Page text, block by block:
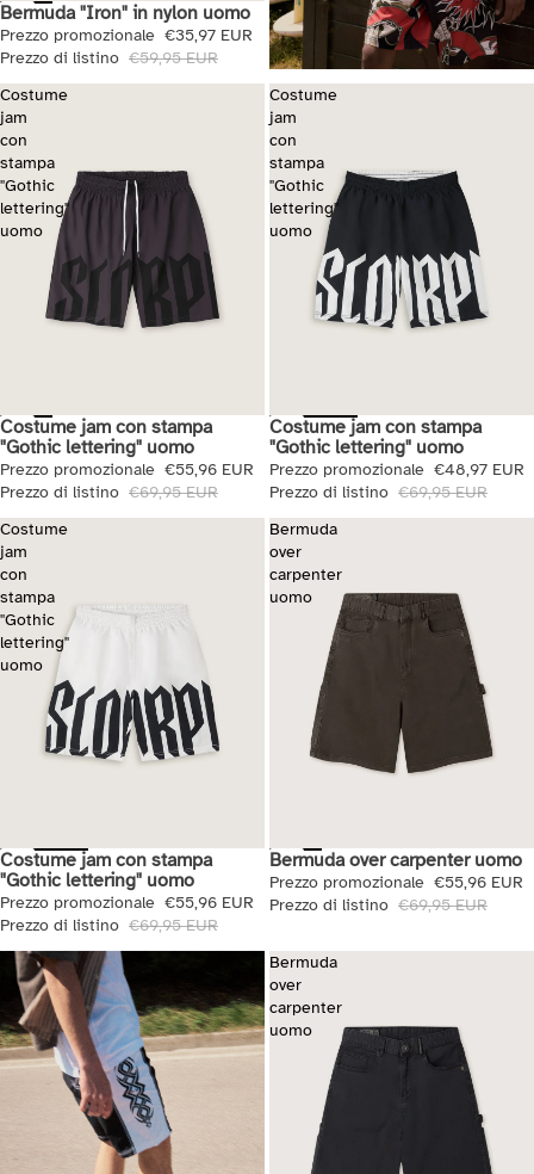
Saldi
Bermuda "Iron" in nylon uomo
Prezzo promozionale €35,97 EUR
Prezzo di listino €59,95 EUR
Costume
jam
con
stampa
"Gothic
lettering"
uomo
Saldi
Costume jam con stampa
"Gothic lettering" uomo
Prezzo promozionale €55,96 EUR
Prezzo di listino €69,95 EUR
Costume
jam
con
stampa
"Gothic
lettering"
uomo
Saldi
Costume jam con stampa
"Gothic lettering" uomo
Prezzo promozionale €48,97 EUR
Prezzo di listino €69,95 EUR
Costume
jam
con
stampa
"Gothic
lettering"
uomo
Saldi
Costume jam con stampa
"Gothic lettering" uomo
Prezzo promozionale €55,96 EUR
Prezzo di listino €69,95 EUR
Bermuda
over
carpenter
uomo
Saldi
Bermuda over carpenter uomo
Prezzo promozionale €55,96 EUR
Prezzo di listino €69,95 EUR
Bermuda
over
carpenter
uomo